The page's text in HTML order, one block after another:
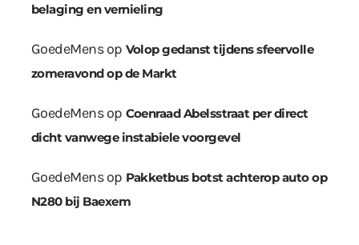
belaging en vernieling
GoedeMensop Volop gedanst tijdens sfeervolle
zomeravond op de Markt
GoedeMensop Coenraad Abelsstraat per direct
dicht vanwege instabiele voorgevel
GoedeMensop Pakketbus botst achterop auto op
N280 bij Baexem